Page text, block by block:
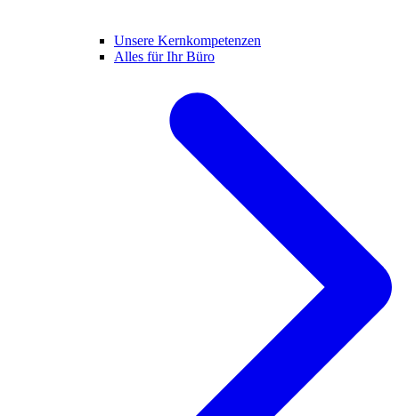
Unsere Kernkompetenzen
Alles für Ihr Büro